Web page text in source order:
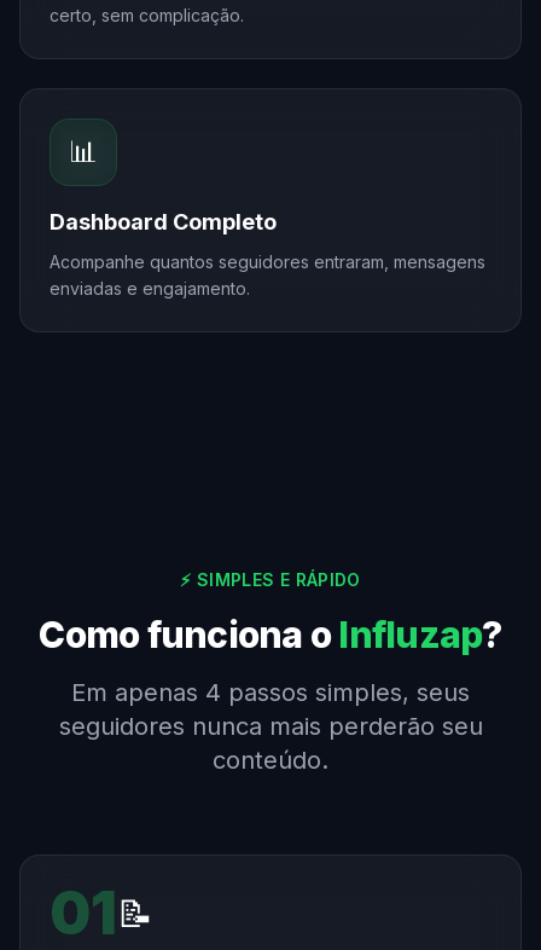
certo, sem complicação.
📊
Dashboard Completo
Acompanhe quantos seguidores entraram, mensagens
enviadas e engajamento.
⚡ SIMPLES E RÁPIDO
Como funciona oInfluzap?
Em apenas 4 passos simples, seus
seguidores nunca mais perderão seu
conteúdo.
01📝